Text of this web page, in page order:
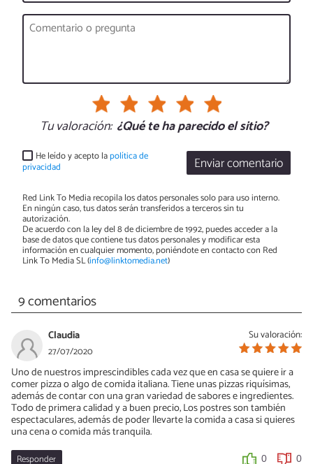
Tu valoración: ¿Qué te ha parecido el sitio?
Enviar comentario
He leído y acepto lapolítica de
privacidad
Red Link To Media recopila los datos personales solo para uso interno.
En ningún caso, tus datos serán transferidos a terceros sin tu
autorización.
De acuerdo con la ley del 8 de diciembre de 1992, puedes acceder a la
base de datos que contiene tus datos personales y modificar esta
información en cualquier momento, poniéndote en contacto con Red
Link To Media SL (info@linktomedia.net)
9 comentarios
Su valoración:
Claudia
27/07/2020
Uno de nuestros imprescindibles cada vez que en casa se quiere ir a
comer pizza o algo de comida italiana. Tiene unas pizzas riquísimas,
además de contar con una gran variedad de sabores e ingredientes.
Todo de primera calidad y a buen precio, Los postres son también
espectaculares, además de poder llevarte la comida a casa si quieres
una cena o comida más tranquila.
Responder 0 0